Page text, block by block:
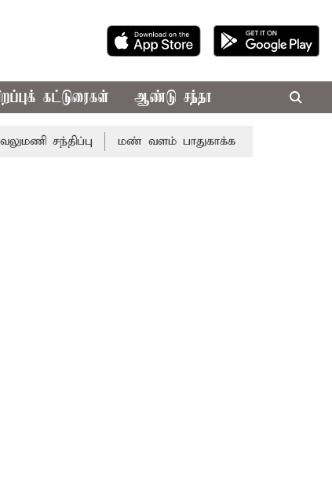
கட்டுரைகள் ஆண்டு சந்தா
மண் வளம் பாதுகாக்க ரசாயன உரம்